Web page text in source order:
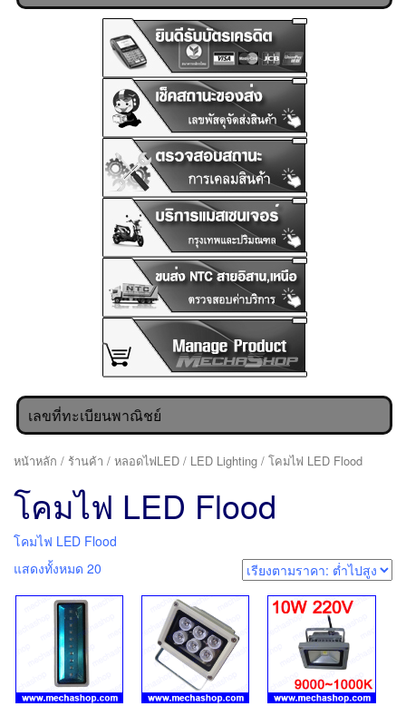
เลขที่ทะเบียนพาณิชย์
หน้าหลัก / ร้านค้า / หลอดไฟLED / LED Lighting / โคมไฟ LED Flood
โคมไฟ LED Flood
โคมไฟ LED Flood
แสดงทั้งหมด 20